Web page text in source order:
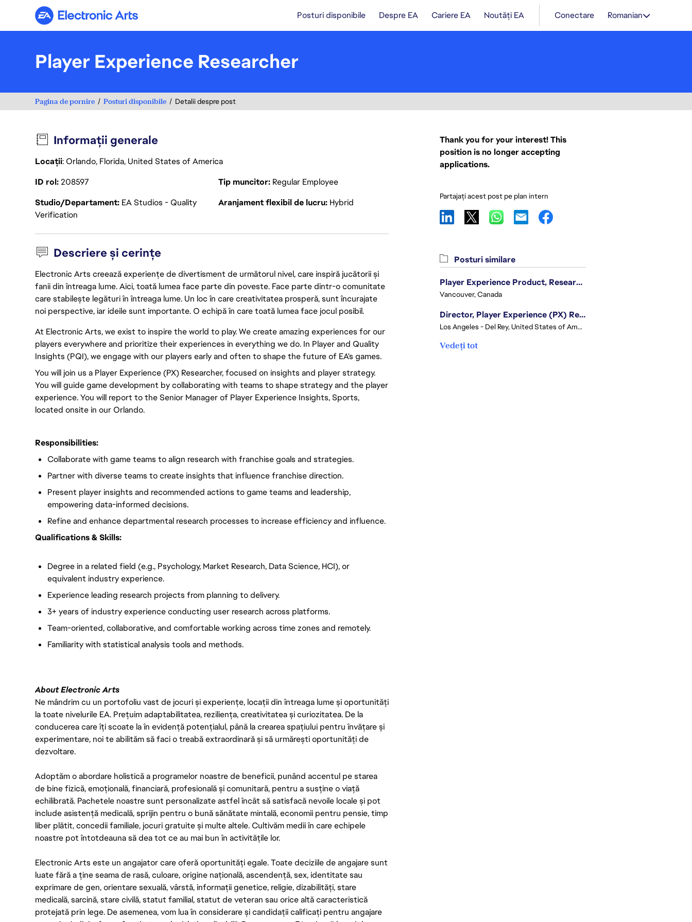
Electronic Arts Posturi disponibile Despre EA Cariere EA Noutăți EA Conectare Romanian
Player Experience Researcher
Pagina de pornire Posturi disponibile Detalii despre post
Informații generale
Locații: Orlando, Florida, United States of America
ID rol208597 Tip muncitor Regular Employee
Studio/Departament EA Studios - Quality
Verification
Aranjament flexibil de lucru Hybrid
Descriere și cerințe
Electronic Arts creează experiențe de divertisment de următorul nivel, care inspiră jucătorii și
fanii din întreaga lume. Aici, toată lumea face parte din poveste. Face parte dintr-o comunitate
care stabilește legături în întreaga lume. Un loc în care creativitatea prosperă, sunt încurajate
noi perspective, iar ideile sunt importante. O echipă în care toată lumea face jocul posibil.
At Electronic Arts, we exist to inspire the world to play. We create amazing experiences for our
players everywhere and prioritize their experiences in everything we do. In Player and Quality
Insights (PQI), we engage with our players early and often to shape the future of EA's games.
You will join us a Player Experience (PX) Researcher, focused on insights and player strategy.
You will guide game development by collaborating with teams to shape strategy and the player
experience. You will report to the Senior Manager of Player Experience Insights, Sports,
located onsite in our Orlando.
Responsibilities:
Collaborate with game teams to align research with franchise goals and strategies.
Partner with diverse teams to create insights that influence franchise direction.
Present player insights and recommended actions to game teams and leadership,
empowering data-informed decisions.
Refine and enhance departmental research processes to increase efficiency and influence.
Qualifications & Skills:
Degree in a related field (e.g., Psychology, Market Research, Data Science, HCI), or
equivalent industry experience.
Experience leading research projects from planning to delivery.
3+ years of industry experience conducting user research across platforms.
Team-oriented, collaborative, and comfortable working across time zones and remotely.
Familiarity with statistical analysis tools and methods.
About Electronic Arts
Ne mândrim cu un portofoliu vast de jocuri și experiențe, locații din întreaga lume și oportunități
la toate nivelurile EA. Prețuim adaptabilitatea, reziliența, creativitatea și curiozitatea. De la
conducerea care îți scoate la în evidență potențialul, până la crearea spațiului pentru învățare și
experimentare, noi te abilităm să faci o treabă extraordinară și să urmărești oportunități de
dezvoltare.
Adoptăm o abordare holistică a programelor noastre de beneficii, punând accentul pe starea
de bine fizică, emoțională, financiară, profesională și comunitară, pentru a susține o viață
echilibrată. Pachetele noastre sunt personalizate astfel încât să satisfacă nevoile locale și pot
include asistență medicală, sprijin pentru o bună sănătate mintală, economii pentru pensie, timp
liber plătit, concedii familiale, jocuri gratuite și multe altele. Cultivăm medii în care echipele
noastre pot întotdeauna să dea tot ce au mai bun în activitățile lor.
Electronic Arts este un angajator care oferă oportunități egale. Toate deciziile de angajare sunt
luate fără a ține seama de rasă, culoare, origine națională, ascendență, sex, identitate sau
exprimare de gen, orientare sexuală, vârstă, informații genetice, religie, dizabilități, stare
medicală, sarcină, stare civilă, statut familial, statut de veteran sau orice altă caracteristică
protejată prin lege. De asemenea, vom lua în considerare și candidații calificați pentru angajare
Thank you for your interest! This
position is no longer accepting
applications.
Partajați acest post pe plan intern
Posturi similare
Player Experience Product, Research II for EA SPORTS™ FC - 6 month TFT
Vancouver, Canada
Director, Player Experience (PX) Research
Los Angeles - Del Rey, United States of America
Vedeți tot